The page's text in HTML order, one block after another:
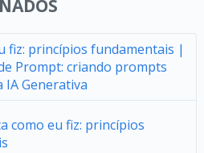
fiz: princípios fundamentais |
Prompt: criando prompts
IA Generativa
como eu fiz: princípios